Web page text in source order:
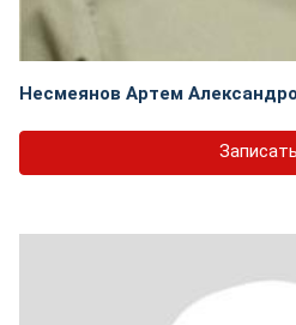
Несмеянов Артем